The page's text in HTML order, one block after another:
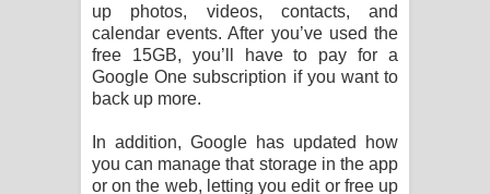
Aramuna Song Lyrics - අරමුණ ගීතයේ
පද පෙළ
සඳට දුක හිතිලා ගීතයේ පද පෙළ
up photos, videos, contacts, and
calendar events. After you’ve used the
free 15GB, you’ll have to pay for a
Google One subscription if you want to
back up more.
In addition, Google has updated how
you can manage that storage in the app
or on the web, letting you edit or free up